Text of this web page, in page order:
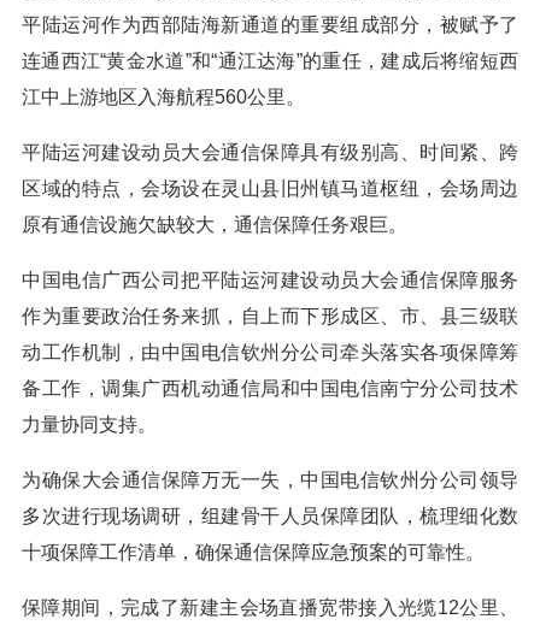
平陆运河作为西部陆海新通道的重要组成部分，被赋予了
连通西江“黄金水道”和“通江达海”的重任，建成后将缩短西
江中上游地区入海航程560公里。
平陆运河建设动员大会通信保障具有级别高、时间紧、跨
区域的特点，会场设在灵山县旧州镇马道枢纽，会场周边
原有通信设施欠缺较大，通信保障任务艰巨。
中国电信广西公司把平陆运河建设动员大会通信保障服务
作为重要政治任务来抓，自上而下形成区、市、县三级联
动工作机制，由中国电信钦州分公司牵头落实各项保障筹
备工作，调集广西机动通信局和中国电信南宁分公司技术
力量协同支持。
为确保大会通信保障万无一失，中国电信钦州分公司领导
多次进行现场调研，组建骨干人员保障团队，梳理细化数
十项保障工作清单，确保通信保障应急预案的可靠性。
保障期间，完成了新建主会场直播宽带接入光缆12公里、